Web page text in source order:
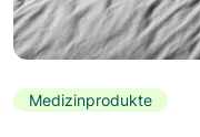
Medizinprodukte